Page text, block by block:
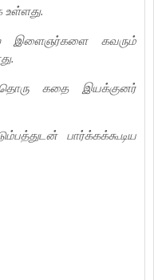
இளைஞர்களை கவரும்
கதை இயக்குனர்
பார்க்கக்கூடிய